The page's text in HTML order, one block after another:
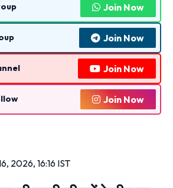
Join Now
Join Now
Join Now
Join Now
2026, 16:16 IST